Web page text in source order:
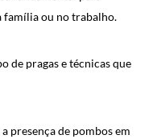
família ou no trabalho.
de pragas e técnicas que
presença de pombos em